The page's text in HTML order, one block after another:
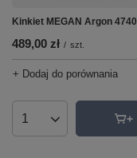
Kinkiet MEGAN Argon 4740
489,00 zł / szt.
+ Dodaj do porównania
Ilość produktów